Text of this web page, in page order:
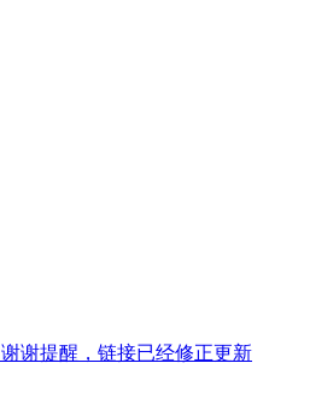
谢谢提醒，链接已经修正更新